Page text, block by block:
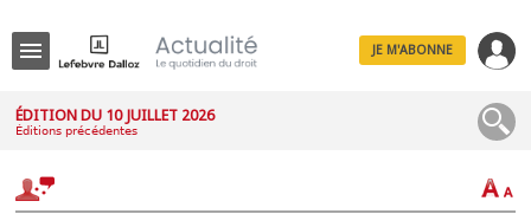
JE M'ABONNE
ÉDITION DU 10 JUILLET 2026
Éditions précédentes